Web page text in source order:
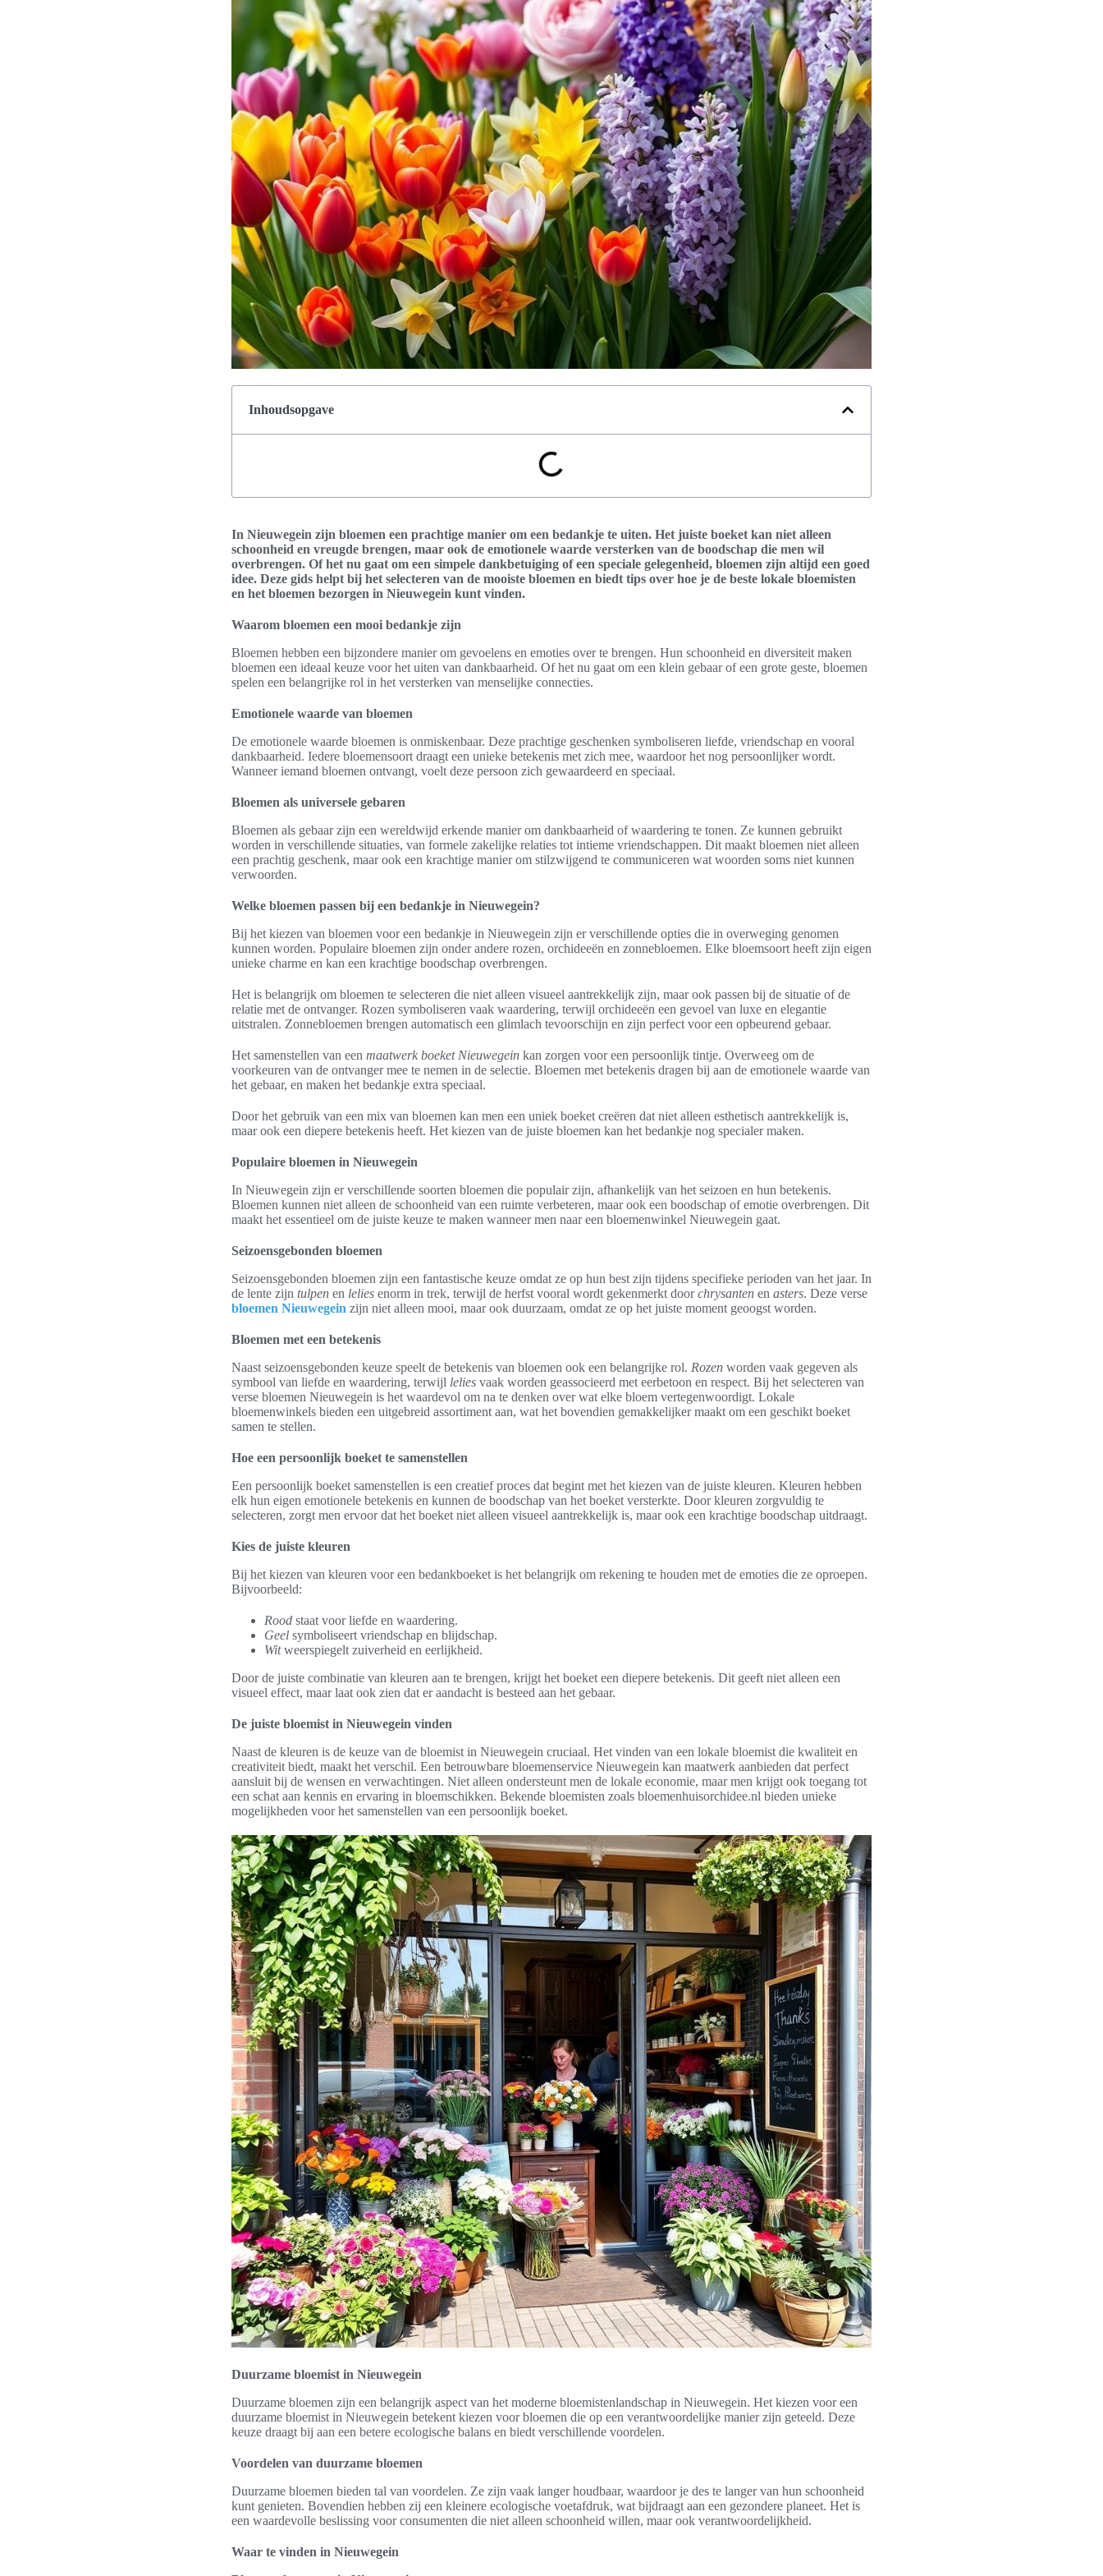
Inhoudsopgave
In Nieuwegein zijn bloemen een prachtige manier om een bedankje te uiten. Het juiste boeket kan niet alleen
schoonheid en vreugde brengen, maar ook de emotionele waarde versterken van de boodschap die men wil
overbrengen. Of het nu gaat om een simpele dankbetuiging of een speciale gelegenheid, bloemen zijn altijd een goed
idee. Deze gids helpt bij het selecteren van de mooiste bloemen en biedt tips over hoe je de beste lokale bloemisten
en het bloemen bezorgen in Nieuwegein kunt vinden.
Waarom bloemen een mooi bedankje zijn
Bloemen hebben een bijzondere manier om gevoelens en emoties over te brengen. Hun schoonheid en diversiteit maken
bloemen een ideaal keuze voor het uiten van dankbaarheid. Of het nu gaat om een klein gebaar of een grote geste, bloemen
spelen een belangrijke rol in het versterken van menselijke connecties.
Emotionele waarde van bloemen
De emotionele waarde bloemen is onmiskenbaar. Deze prachtige geschenken symboliseren liefde, vriendschap en vooral
dankbaarheid. Iedere bloemensoort draagt een unieke betekenis met zich mee, waardoor het nog persoonlijker wordt.
Wanneer iemand bloemen ontvangt, voelt deze persoon zich gewaardeerd en speciaal.
Bloemen als universele gebaren
Bloemen als gebaar zijn een wereldwijd erkende manier om dankbaarheid of waardering te tonen. Ze kunnen gebruikt
worden in verschillende situaties, van formele zakelijke relaties tot intieme vriendschappen. Dit maakt bloemen niet alleen
een prachtig geschenk, maar ook een krachtige manier om stilzwijgend te communiceren wat woorden soms niet kunnen
verwoorden.
Welke bloemen passen bij een bedankje in Nieuwegein?
Bij het kiezen van bloemen voor een bedankje in Nieuwegein zijn er verschillende opties die in overweging genomen
kunnen worden. Populaire bloemen zijn onder andere rozen, orchideeën en zonnebloemen. Elke bloemsoort heeft zijn eigen
unieke charme en kan een krachtige boodschap overbrengen.
Het is belangrijk om bloemen te selecteren die niet alleen visueel aantrekkelijk zijn, maar ook passen bij de situatie of de
relatie met de ontvanger. Rozen symboliseren vaak waardering, terwijl orchideeën een gevoel van luxe en elegantie
uitstralen. Zonnebloemen brengen automatisch een glimlach tevoorschijn en zijn perfect voor een opbeurend gebaar.
Het samenstellen van een maatwerk boeket Nieuwegein kan zorgen voor een persoonlijk tintje. Overweeg om de
voorkeuren van de ontvanger mee te nemen in de selectie. Bloemen met betekenis dragen bij aan de emotionele waarde van
het gebaar, en maken het bedankje extra speciaal.
Door het gebruik van een mix van bloemen kan men een uniek boeket creëren dat niet alleen esthetisch aantrekkelijk is,
maar ook een diepere betekenis heeft. Het kiezen van de juiste bloemen kan het bedankje nog specialer maken.
Populaire bloemen in Nieuwegein
In Nieuwegein zijn er verschillende soorten bloemen die populair zijn, afhankelijk van het seizoen en hun betekenis.
Bloemen kunnen niet alleen de schoonheid van een ruimte verbeteren, maar ook een boodschap of emotie overbrengen. Dit
maakt het essentieel om de juiste keuze te maken wanneer men naar een bloemenwinkel Nieuwegein gaat.
Seizoensgebonden bloemen
Seizoensgebonden bloemen zijn een fantastische keuze omdat ze op hun best zijn tijdens specifieke perioden van het jaar. In
de lente zijn tulpen en lelies enorm in trek, terwijl de herfst vooral wordt gekenmerkt doorchrysanten en asters. Deze verse
bloemen Nieuwegein zijn niet alleen mooi, maar ook duurzaam, omdat ze op het juiste moment geoogst worden.
Bloemen met een betekenis
Naast seizoensgebonden keuze speelt de betekenis van bloemen ook een belangrijke rol. Rozen worden vaak gegeven als
symbool van liefde en waardering, terwijl lelies vaak worden geassocieerd met eerbetoon en respect. Bij het selecteren van
verse bloemen Nieuwegein is het waardevol om na te denken over wat elke bloem vertegenwoordigt. Lokale
bloemenwinkels bieden een uitgebreid assortiment aan, wat het bovendien gemakkelijker maakt om een geschikt boeket
samen te stellen.
Hoe een persoonlijk boeket te samenstellen
Een persoonlijk boeket samenstellen is een creatief proces dat begint met het kiezen van de juiste kleuren. Kleuren hebben
elk hun eigen emotionele betekenis en kunnen de boodschap van het boeket versterkte. Door kleuren zorgvuldig te
selecteren, zorgt men ervoor dat het boeket niet alleen visueel aantrekkelijk is, maar ook een krachtige boodschap uitdraagt.
Kies de juiste kleuren
Bij het kiezen van kleuren voor een bedankboeket is het belangrijk om rekening te houden met de emoties die ze oproepen.
Bijvoorbeeld:
Rood staat voor liefde en waardering.
Geel symboliseert vriendschap en blijdschap.
Witweerspiegelt zuiverheid en eerlijkheid.
Door de juiste combinatie van kleuren aan te brengen, krijgt het boeket een diepere betekenis. Dit geeft niet alleen een
visueel effect, maar laat ook zien dat er aandacht is besteed aan het gebaar.
De juiste bloemist in Nieuwegein vinden
Naast de kleuren is de keuze van de bloemist in Nieuwegein cruciaal. Het vinden van een lokale bloemist die kwaliteit en
creativiteit biedt, maakt het verschil. Een betrouwbare bloemenservice Nieuwegein kan maatwerk aanbieden dat perfect
aansluit bij de wensen en verwachtingen. Niet alleen ondersteunt men de lokale economie, maar men krijgt ook toegang tot
een schat aan kennis en ervaring in bloemschikken. Bekende bloemisten zoals bloemenhuisorchidee.nl bieden unieke
mogelijkheden voor het samenstellen van een persoonlijk boeket.
Duurzame bloemist in Nieuwegein
Duurzame bloemen zijn een belangrijk aspect van het moderne bloemistenlandschap in Nieuwegein. Het kiezen voor een
duurzame bloemist in Nieuwegein betekent kiezen voor bloemen die op een verantwoordelijke manier zijn geteeld. Deze
keuze draagt bij aan een betere ecologische balans en biedt verschillende voordelen.
Voordelen van duurzame bloemen
Duurzame bloemen bieden tal van voordelen. Ze zijn vaak langer houdbaar, waardoor je des te langer van hun schoonheid
kunt genieten. Bovendien hebben zij een kleinere ecologische voetafdruk, wat bijdraagt aan een gezondere planeet. Het is
een waardevolle beslissing voor consumenten die niet alleen schoonheid willen, maar ook verantwoordelijkheid.
Waar te vinden in Nieuwegein